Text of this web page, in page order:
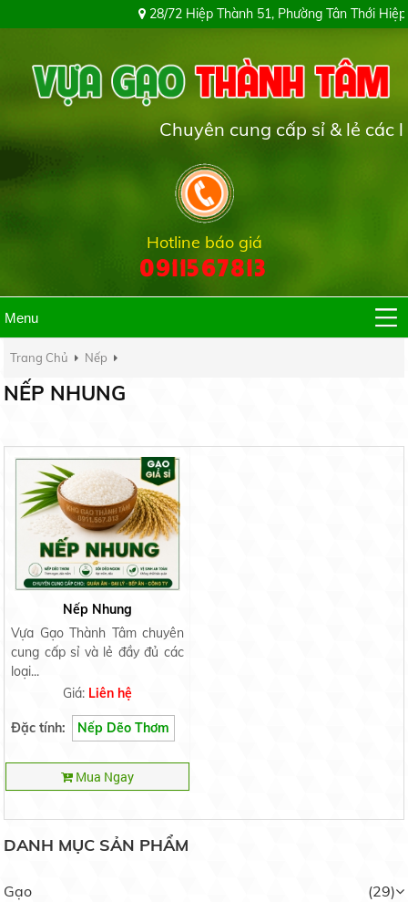
28/72 Hiệp Thành 51, Phường Tân Thới Hiệp, Thành
Chuyên cung cấp sỉ & lẻ các loại
Hotline báo giá
0911567813
Menu
Trang Chủ Nếp
NẾP NHUNG
Nếp Nhung
Vựa Gạo Thành Tâm chuyên
cung cấp sỉ và lẻ đầy đủ các
loại...
Giá: Liên hệ
Đặc tính: Nếp Dẽo Thơm
Mua Ngay
DANH MỤC SẢN PHẨM
Gạo (29)